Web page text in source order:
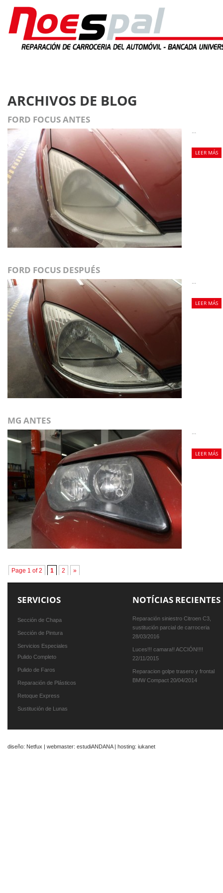
ARCHIVOS DE BLOG
FORD FOCUS ANTES
...
LEER MÁS
FORD FOCUS DESPUÉS
...
LEER MÁS
MG ANTES
...
LEER MÁS
Page 1 of 2 1 2 »
SERVICIOS
Sección de Chapa
Sección de Pintura
Servicios Especiales
Pulido Completo
Pulido de Faros
Reparación de Plásticos
Retoque Express
Sustitución de Lunas
NOTÍCIAS RECIENTES
Reparación siniestro Citroen C3,
sustitución parcial de carroceria
28/03/2016
Luces!!! camara!! ACCIÓN!!!!
22/11/2015
Reparacion golpe trasero y frontal
BMW Compact 20/04/2014
diseño: Netfux | webmaster: estudiANDANA| hosting: iukanet